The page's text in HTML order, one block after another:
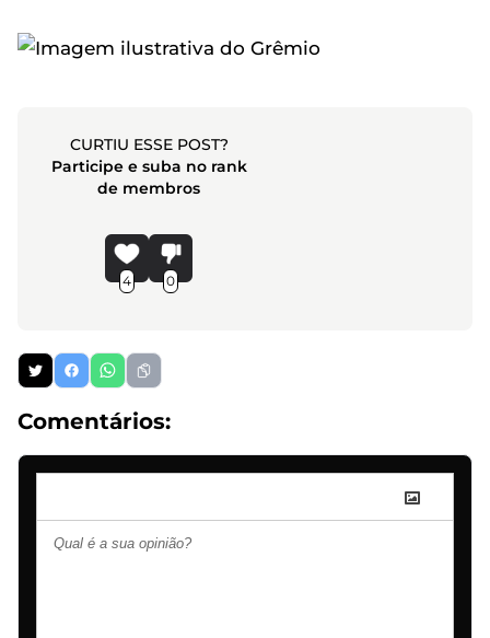
CURTIU ESSE POST?
Participe e suba no rank
de membros
4 0
Comentários: